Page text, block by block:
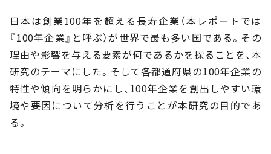
⑥資本金は『1千万円以上～5千万円未満』が最多
⑦従業員数は『10人未満』が5割超え
⑧売上高は『1億円未満』が最多
⑨本業以外に貸事務所業を行っている企業は29社
日本は創業100年を超える長寿企業（本レポートでは
『100年企業』と呼ぶ）が世界で最も多い国である。その
理由や影響を与える要素が何であるかを探ることを、本
研究のテーマにした。そして各都道府県の100年企業の
特性や傾向を明らかにし、100年企業を創出しやすい環
境や要因について分析を行うことが本研究の目的であ
る。